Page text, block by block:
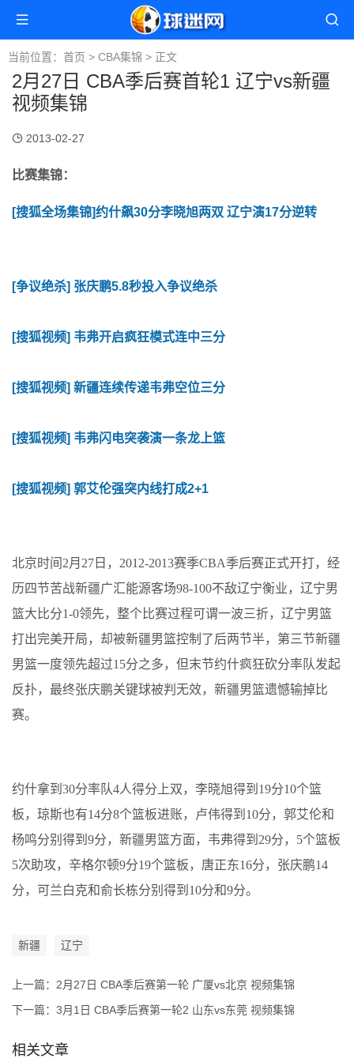
当前位置： 首页 > CBA集锦 > 正文
2月27日 CBA季后赛首轮1 辽宁vs新疆
视频集锦
2013-02-27
比赛集锦：
[搜狐全场集锦]约什飙30分李晓旭两双 辽宁演17分逆转
[争议绝杀] 张庆鹏5.8秒投入争议绝杀
[搜狐视频] 韦弗开启疯狂模式连中三分
[搜狐视频] 新疆连续传递韦弗空位三分
[搜狐视频] 韦弗闪电突袭演一条龙上篮
[搜狐视频] 郭艾伦强突内线打成2+1
北京时间2月27日，2012-2013赛季CBA季后赛正式开打，经
历四节苦战新疆广汇能源客场98-100不敌辽宁衡业，辽宁男
篮大比分1-0领先，整个比赛过程可谓一波三折，辽宁男篮
打出完美开局，却被新疆男篮控制了后两节半，第三节新疆
男篮一度领先超过15分之多，但末节约什疯狂砍分率队发起
反扑，最终张庆鹏关键球被判无效，新疆男篮遗憾输掉比
赛。
约什拿到30分率队4人得分上双，李晓旭得到19分10个篮
板，琼斯也有14分8个篮板进账，卢伟得到10分，郭艾伦和
杨鸣分别得到9分，新疆男篮方面，韦弗得到29分，5个篮板
5次助攻，辛格尔顿9分19个篮板，唐正东16分，张庆鹏14
分，可兰白克和俞长栋分别得到10分和9分。
新疆 辽宁
上一篇： 2月27日 CBA季后赛第一轮 广厦vs北京 视频集锦
下一篇： 3月1日 CBA季后赛第一轮2 山东vs东莞 视频集锦
相关文章